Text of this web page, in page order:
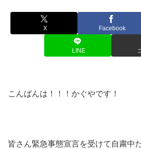
X Facebook
LINE
こんばんは！！！かぐやです！
皆さん緊急事態宣言を受けて自粛中